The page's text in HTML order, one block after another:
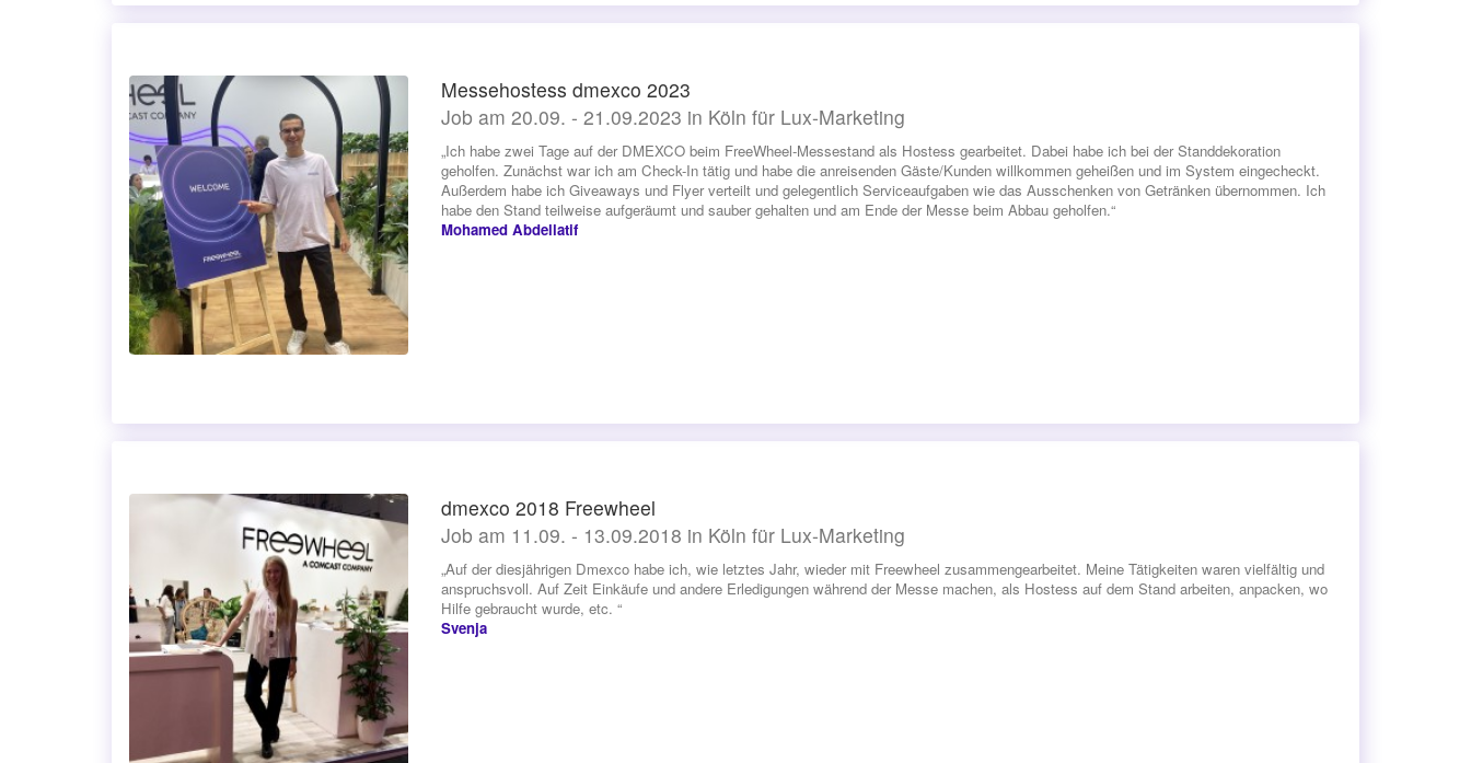
Messehostess dmexco 2023
Job am 20.09. - 21.09.2023 in Köln für Lux-Marketing
„Ich habe zwei Tage auf der DMEXCO beim FreeWheel-Messestand als Hostess gearbeitet. Dabei habe ich bei der Standdekoration
geholfen. Zunächst war ich am Check-In tätig und habe die anreisenden Gäste/Kunden willkommen geheißen und im System eingecheckt.
Außerdem habe ich Giveaways und Flyer verteilt und gelegentlich Serviceaufgaben wie das Ausschenken von Getränken übernommen. Ich
habe den Stand teilweise aufgeräumt und sauber gehalten und am Ende der Messe beim Abbau geholfen.“
Mohamed Abdellatif
dmexco 2018 Freewheel
Job am 11.09. - 13.09.2018 in Köln für Lux-Marketing
„Auf der diesjährigen Dmexco habe ich, wie letztes Jahr, wieder mit Freewheel zusammengearbeitet. Meine Tätigkeiten waren vielfältig und
anspruchsvoll. Auf Zeit Einkäufe und andere Erledigungen während der Messe machen, als Hostess auf dem Stand arbeiten, anpacken, wo
Hilfe gebraucht wurde, etc. “
Svenja